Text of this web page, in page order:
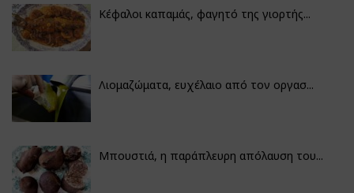
Κέφαλοι καπαμάς, φαγητό της γιορτής...
Λιομαζώματα, ευχέλαιο από τον οργασ...
Μπουστιά, η παράπλευρη απόλαυση του...